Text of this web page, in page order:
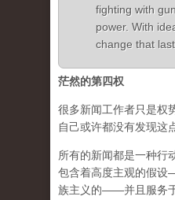
fighting with
power. With
change that
茫然的第四权
很多新闻工作者只是权
自己或许都没有发现这
所有的新闻都是一种行
包含着高度主观的假
族主义的——并且服务